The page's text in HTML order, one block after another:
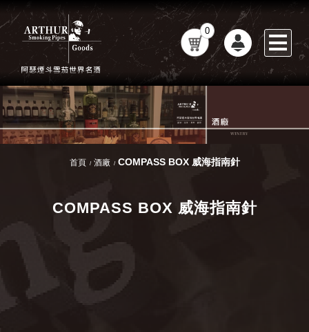
0
首頁 酒廠 COMPASS BOX 威海指南針
COMPASS BOX 威海指南針